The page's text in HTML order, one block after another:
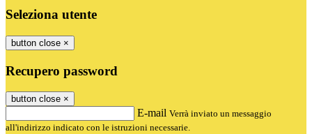
Seleziona utente
button close ×
Recupero password
button close ×
E-mail Verrà inviato un messaggio
all'indirizzo indicato con le istruzioni necessarie.